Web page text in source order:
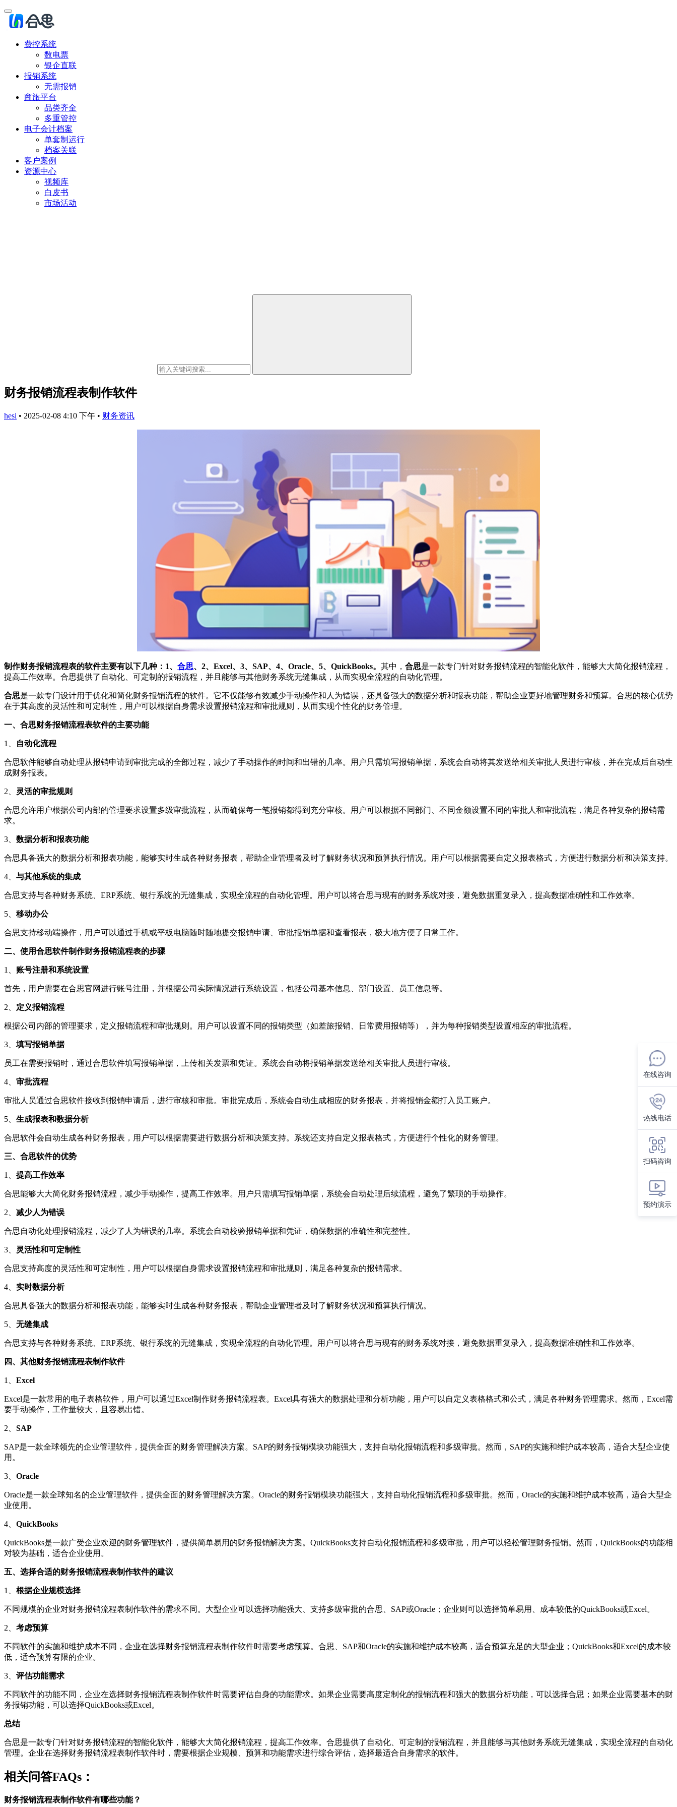
费控系统
数电票
银企直联
报销系统
无需报销
商旅平台
品类齐全
多重管控
电子会计档案
单套制运行
档案关联
客户案例
资源中心
视频库
白皮书
市场活动
财务报销流程表制作软件
hesi • 2025-02-08 4:10 下午 • 财务资讯
制作财务报销流程表的软件主要有以下几种：1、 合思、2、Excel、3、SAP、4、Oracle、5、QuickBooks。 其中， 合思是一款专门针对财务报销流程的智能化软件，能够大大简化报销流程，
提高工作效率。合思提供了自动化、可定制的报销流程，并且能够与其他财务系统无缝集成，从而实现全流程的自动化管理。
合思是一款专门设计用于优化和简化财务报销流程的软件。它不仅能够有效减少手动操作和人为错误，还具备强大的数据分析和报表功能，帮助企业更好地管理财务和预算。合思的核心优势
在于其高度的灵活性和可定制性，用户可以根据自身需求设置报销流程和审批规则，从而实现个性化的财务管理。
一、合思财务报销流程表软件的主要功能
1、 自动化流程
合思软件能够自动处理从报销申请到审批完成的全部过程，减少了手动操作的时间和出错的几率。用户只需填写报销单据，系统会自动将其发送给相关审批人员进行审核，并在完成后自动生
成财务报表。
2、 灵活的审批规则
合思允许用户根据公司内部的管理要求设置多级审批流程，从而确保每一笔报销都得到充分审核。用户可以根据不同部门、不同金额设置不同的审批人和审批流程，满足各种复杂的报销需
求。
3、 数据分析和报表功能
合思具备强大的数据分析和报表功能，能够实时生成各种财务报表，帮助企业管理者及时了解财务状况和预算执行情况。用户可以根据需要自定义报表格式，方便进行数据分析和决策支持。
4、 与其他系统的集成
合思支持与各种财务系统、ERP系统、银行系统的无缝集成，实现全流程的自动化管理。用户可以将合思与现有的财务系统对接，避免数据重复录入，提高数据准确性和工作效率。
5、 移动办公
合思支持移动端操作，用户可以通过手机或平板电脑随时随地提交报销申请、审批报销单据和查看报表，极大地方便了日常工作。
二、使用合思软件制作财务报销流程表的步骤
1、 账号注册和系统设置
首先，用户需要在合思官网进行账号注册，并根据公司实际情况进行系统设置，包括公司基本信息、部门设置、员工信息等。
2、 定义报销流程
根据公司内部的管理要求，定义报销流程和审批规则。用户可以设置不同的报销类型（如差旅报销、日常费用报销等），并为每种报销类型设置相应的审批流程。
3、 填写报销单据
员工在需要报销时，通过合思软件填写报销单据，上传相关发票和凭证。系统会自动将报销单据发送给相关审批人员进行审核。
4、 审批流程
审批人员通过合思软件接收到报销申请后，进行审核和审批。审批完成后，系统会自动生成相应的财务报表，并将报销金额打入员工账户。
5、 生成报表和数据分析
合思软件会自动生成各种财务报表，用户可以根据需要进行数据分析和决策支持。系统还支持自定义报表格式，方便进行个性化的财务管理。
三、合思软件的优势
1、 提高工作效率
合思能够大大简化财务报销流程，减少手动操作，提高工作效率。用户只需填写报销单据，系统会自动处理后续流程，避免了繁琐的手动操作。
2、 减少人为错误
合思自动化处理报销流程，减少了人为错误的几率。系统会自动校验报销单据和凭证，确保数据的准确性和完整性。
3、 灵活性和可定制性
合思支持高度的灵活性和可定制性，用户可以根据自身需求设置报销流程和审批规则，满足各种复杂的报销需求。
4、 实时数据分析
合思具备强大的数据分析和报表功能，能够实时生成各种财务报表，帮助企业管理者及时了解财务状况和预算执行情况。
5、 无缝集成
合思支持与各种财务系统、ERP系统、银行系统的无缝集成，实现全流程的自动化管理。用户可以将合思与现有的财务系统对接，避免数据重复录入，提高数据准确性和工作效率。
四、其他财务报销流程表制作软件
1、 Excel
Excel是一款常用的电子表格软件，用户可以通过Excel制作财务报销流程表。Excel具有强大的数据处理和分析功能，用户可以自定义表格格式和公式，满足各种财务管理需求。然而，Excel需
要手动操作，工作量较大，且容易出错。
2、 SAP
SAP是一款全球领先的企业管理软件，提供全面的财务管理解决方案。SAP的财务报销模块功能强大，支持自动化报销流程和多级审批。然而，SAP的实施和维护成本较高，适合大型企业使
用。
3、 Oracle
Oracle是一款全球知名的企业管理软件，提供全面的财务管理解决方案。Oracle的财务报销模块功能强大，支持自动化报销流程和多级审批。然而，Oracle的实施和维护成本较高，适合大型企
业使用。
4、 QuickBooks
QuickBooks是一款广受企业欢迎的财务管理软件，提供简单易用的财务报销解决方案。QuickBooks支持自动化报销流程和多级审批，用户可以轻松管理财务报销。然而，QuickBooks的功能相
对较为基础，适合企业使用。
五、选择合适的财务报销流程表制作软件的建议
1、 根据企业规模选择
不同规模的企业对财务报销流程表制作软件的需求不同。大型企业可以选择功能强大、支持多级审批的合思、SAP或Oracle；企业则可以选择简单易用、成本较低的QuickBooks或Excel。
2、 考虑预算
不同软件的实施和维护成本不同，企业在选择财务报销流程表制作软件时需要考虑预算。合思、SAP和Oracle的实施和维护成本较高，适合预算充足的大型企业；QuickBooks和Excel的成本较
低，适合预算有限的企业。
3、 评估功能需求
不同软件的功能不同，企业在选择财务报销流程表制作软件时需要评估自身的功能需求。如果企业需要高度定制化的报销流程和强大的数据分析功能，可以选择合思；如果企业需要基本的财
务报销功能，可以选择QuickBooks或Excel。
总结
合思是一款专门针对财务报销流程的智能化软件，能够大大简化报销流程，提高工作效率。合思提供了自动化、可定制的报销流程，并且能够与其他财务系统无缝集成，实现全流程的自动化
管理。企业在选择财务报销流程表制作软件时，需要根据企业规模、预算和功能需求进行综合评估，选择最适合自身需求的软件。
相关问答FAQs：
财务报销流程表制作软件有哪些功能？
在线咨询
热线电话
扫码咨询
预约演示